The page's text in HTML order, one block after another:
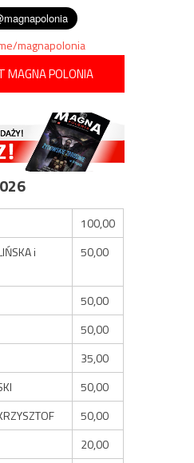
magnapolonia
MAGNA POLONIA
100,00
i
50,00
50,00
50,00
35,00
50,00
50,00
20,00